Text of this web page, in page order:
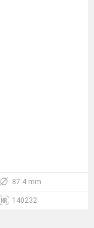
87.4 mm
140232